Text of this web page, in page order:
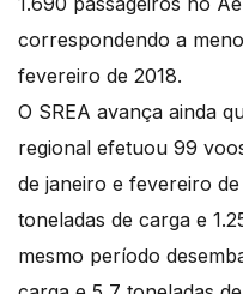
correspondendo a
fevereiro de 2018.
O SREA avança ainda
regional efetuou 99
de janeiro e fevereiro
toneladas de carga e
mesmo período